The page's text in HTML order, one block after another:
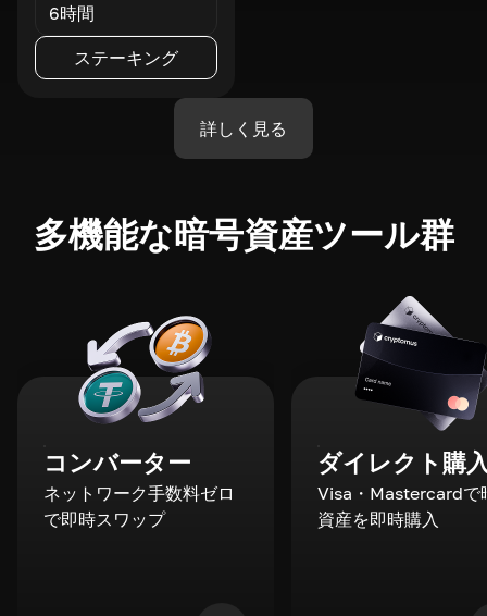
6時間
ステーキング
詳しく見る
多機能な暗号資産ツール群
コンバーター
ネットワーク手数料ゼロ
で即時スワップ
ダイレクト購
Visa・Mastercardで
資産を即時購入